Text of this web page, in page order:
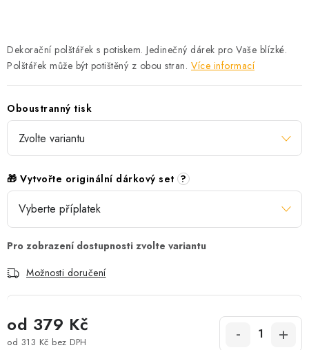
Dekorační polštářek s potiskem. Jedinečný dárek pro Vaše blízké.
Polštářek může být potištěný z obou stran. Více informací
Oboustranný tisk
🎁 Vytvořte originální dárkový set ?
Možnosti doručení
od 379 Kč
od 313 Kč bez DPH